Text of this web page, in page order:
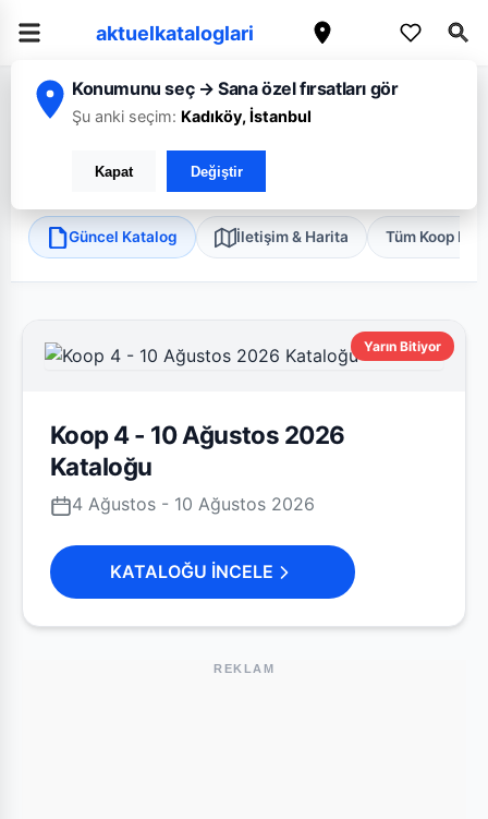
aktuelkataloglari
Konumunu seç → Sana özel fırsatları gör
Şu anki seçim: Kadıköy, İstanbul
Kapat Değiştir
Ana Sayfa/Ankara/ Koop /ANKARA AHİMESUT
Koop ANKARA AHİMESUT
Etimesgut, Ankara
Güncel Katalog İletişim & Harita Tüm Koop
Yarın Bitiyor
Koop 4 - 10 Ağustos 2026
Kataloğu
4 Ağustos - 10 Ağustos 2026
KATALOĞU İNCELE
REKLAM